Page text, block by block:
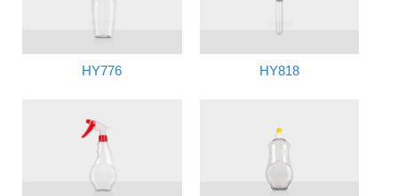
HY776 HY818